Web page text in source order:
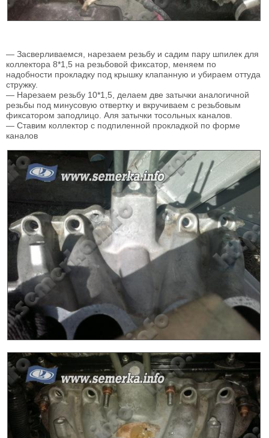
— Засверливаемся, нарезаем резьбу и садим пару шпилек для
коллектора 8*1,5 на резьбовой фиксатор, меняем по
надобности прокладку под крышку клапанную и убираем оттуда
стружку.
— Нарезаем резьбу 10*1,5, делаем две затычки аналогичной
резьбы под минусовую отвертку и вкручиваем с резьбовым
фиксатором заподлицо. Аля затычки тосольных каналов.
— Ставим коллектор с подпиленной прокладкой по форме
каналов